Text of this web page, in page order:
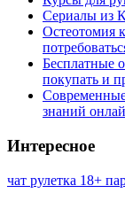
Сериалы из
Остеотомия
Бесплатные
покупать и
знаний
Интересное
чат рулетка 18+